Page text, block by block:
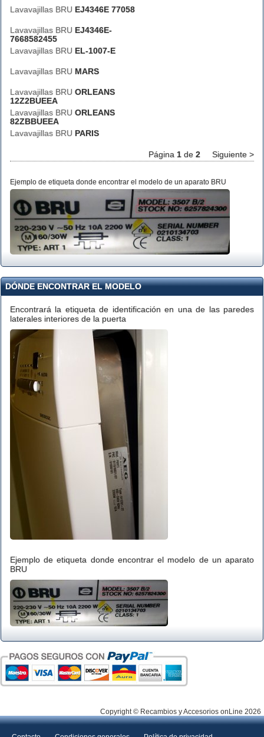
Lavavajillas BRU EJ4346E 77058
Lavavajillas BRU EJ4346E-
7668582455
Lavavajillas BRU EL-1007-E
Lavavajillas BRU MARS
Lavavajillas BRU ORLEANS
12Z2BUEEA
Lavavajillas BRU ORLEANS
82ZBBUEEA
Lavavajillas BRU PARIS
Página 1 de 2 Siguiente >
Ejemplo de etiqueta donde encontrar el modelo de un aparato BRU
DÓNDE ENCONTRAR EL MODELO
Encontrará la etiqueta de identificación en una de las paredes
laterales interiores de la puerta
Ejemplo de etiqueta donde encontrar el modelo de un aparato
BRU
Copyright © Recambios y Accesorios onLine 2026